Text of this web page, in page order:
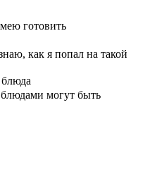
готовить
как я попал на такой
могут быть